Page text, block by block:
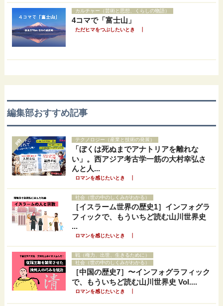
カルチャー（芸術と思想、くらしの物語）
4コマで「富士山」
ただヒマをつぶしたいとき
編集部おすすめ記事
PR テクノロジー（産業と技術の発展）
「ぼくは死ぬまでアナトリアを離れな
い」。西アジア考古学一筋の大村幸弘さ
んと人...
ロマンを感じたいとき
社会（世の中のしくみがわかる）
［イスラーム世界の歴史1］インフォグラ
フィックで、もういちど読む山川世界史
...
ロマンを感じたいとき
戦（権力、出世、生きるために）
社会（世の中のしくみがわかる）
［中国の歴史7］〜インフォグラフィック
で、もういちど読む山川世界史 Vol....
ロマンを感じたいとき